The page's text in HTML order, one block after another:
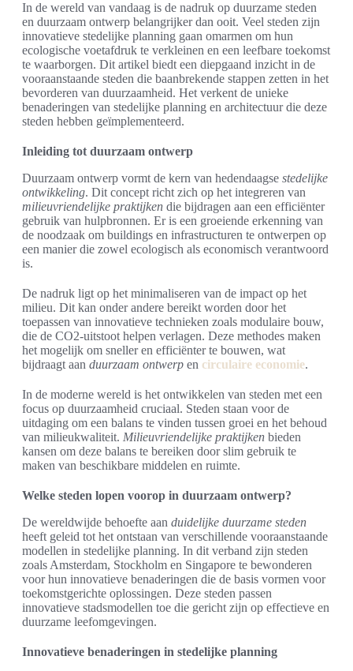
In de wereld van vandaag is de nadruk op duurzame steden
en duurzaam ontwerp belangrijker dan ooit. Veel steden zijn
innovatieve stedelijke planning gaan omarmen om hun
ecologische voetafdruk te verkleinen en een leefbare toekomst
te waarborgen. Dit artikel biedt een diepgaand inzicht in de
vooraanstaande steden die baanbrekende stappen zetten in het
bevorderen van duurzaamheid. Het verkent de unieke
benaderingen van stedelijke planning en architectuur die deze
steden hebben geïmplementeerd.
Inleiding tot duurzaam ontwerp
Duurzaam ontwerp vormt de kern van hedendaagse stedelijke
ontwikkeling. Dit concept richt zich op het integreren van
milieuvriendelijke praktijken die bijdragen aan een efficiënter
gebruik van hulpbronnen. Er is een groeiende erkenning van
de noodzaak om buildings en infrastructuren te ontwerpen op
een manier die zowel ecologisch als economisch verantwoord
is.
De nadruk ligt op het minimaliseren van de impact op het
milieu. Dit kan onder andere bereikt worden door het
toepassen van innovatieve technieken zoals modulaire bouw,
die de CO2-uitstoot helpen verlagen. Deze methodes maken
het mogelijk om sneller en efficiënter te bouwen, wat
bijdraagt aan duurzaam ontwerp en circulaire economie.
In de moderne wereld is het ontwikkelen van steden met een
focus op duurzaamheid cruciaal. Steden staan voor de
uitdaging om een balans te vinden tussen groei en het behoud
van milieukwaliteit. Milieuvriendelijke praktijken bieden
kansen om deze balans te bereiken door slim gebruik te
maken van beschikbare middelen en ruimte.
Welke steden lopen voorop in duurzaam ontwerp?
De wereldwijde behoefte aan duidelijke duurzame steden
heeft geleid tot het ontstaan van verschillende vooraanstaande
modellen in stedelijke planning. In dit verband zijn steden
zoals Amsterdam, Stockholm en Singapore te bewonderen
voor hun innovatieve benaderingen die de basis vormen voor
toekomstgerichte oplossingen. Deze steden passen
innovatieve stadsmodellen toe die gericht zijn op effectieve en
duurzame leefomgevingen.
Innovatieve benaderingen in stedelijke planning